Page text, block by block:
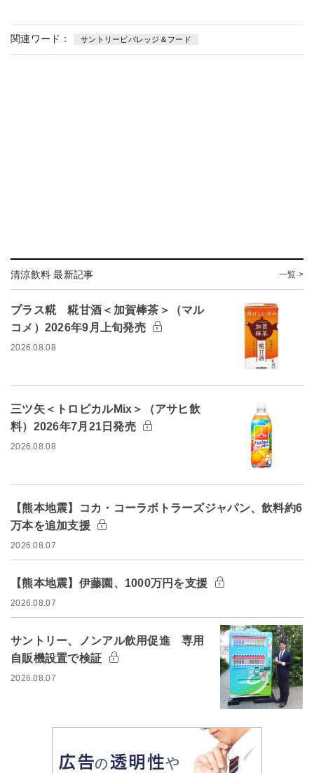
関連ワード： サントリービバレッジ＆フード
清涼飲料 最新記事 一覧 >
プラス糀 糀甘酒＜加賀棒茶＞（マル
コメ）2026年9月上旬発売
2026.08.08
三ツ矢＜トロピカルMix＞（アサヒ飲
料）2026年7月21日発売
2026.08.08
【熊本地震】コカ・コーラボトラーズジャパン、飲料約6
万本を追加支援
2026.08.07
【熊本地震】伊藤園、1000万円を支援
2026.08.07
サントリー、ノンアル飲用促進 専用
自販機設置で検証
2026.08.07